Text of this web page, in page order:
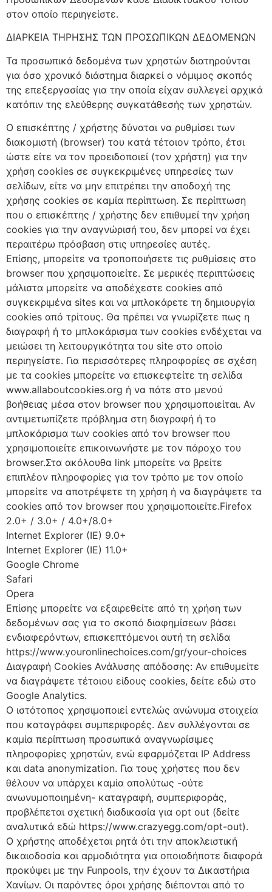
στον οποίο περιηγείστε.
ΔΙΑΡΚΕΙΑ ΤΗΡΗΣΗΣ ΤΩΝ ΠΡΟΣΩΠΙΚΩΝ ΔΕΔΟΜΕΝΩΝ
Τα προσωπικά δεδομένα των χρηστών διατηρούνται
για όσο χρονικό διάστημα διαρκεί ο νόμιμος σκοπός
της επεξεργασίας για την οποία είχαν συλλεγεί αρχικά
κατόπιν της ελεύθερης συγκατάθεσής των χρηστών.
Ο επισκέπτης / χρήστης δύναται να ρυθμίσει των
διακομιστή (browser) του κατά τέτοιον τρόπο, έτσι
ώστε είτε να τον προειδοποιεί (τον χρήστη) για την
χρήση cookies σε συγκεκριμένες υπηρεσίες των
σελίδων, είτε να μην επιτρέπει την αποδοχή της
χρήσης cookies σε καμία περίπτωση. Σε περίπτωση
που ο επισκέπτης / χρήστης δεν επιθυμεί την χρήση
cookies για την αναγνώρισή του, δεν μπορεί να έχει
περαιτέρω πρόσβαση στις υπηρεσίες αυτές.
Επίσης, μπορείτε να τροποποιήσετε τις ρυθμίσεις στο
browser που χρησιμοποιείτε. Σε μερικές περιπτώσεις
μάλιστα μπορείτε να αποδέχεστε cookies από
συγκεκριμένα sites και να μπλοκάρετε τη δημιουργία
cookies από τρίτους. Θα πρέπει να γνωρίζετε πως η
διαγραφή ή το μπλοκάρισμα των cookies ενδέχεται να
μειώσει τη λειτουργικότητα του site στο οποίο
περιηγείστε. Για περισσότερες πληροφορίες σε σχέση
με τα cookies μπορείτε να επισκεφτείτε τη σελίδα
www.allaboutcookies.org ή να πάτε στο μενού
βοήθειας μέσα στον browser που χρησιμοποιείται. Αν
αντιμετωπίζετε πρόβλημα στη διαγραφή ή το
μπλοκάρισμα των cookies από τον browser που
χρησιμοποιείτε επικοινωνήστε με τον πάροχο του
browser.Στα ακόλουθα link μπορείτε να βρείτε
επιπλέον πληροφορίες για τον τρόπο με τον οποίο
μπορείτε να αποτρέψετε τη χρήση ή να διαγράψετε τα
cookies από τον browser που χρησιμοποιείτε.Firefox
2.0+ / 3.0+ / 4.0+/8.0+
Internet Explorer (IE) 9.0+
Internet Explorer (IE) 11.0+
Google Chrome
Safari
Opera
Επίσης μπορείτε να εξαιρεθείτε από τη χρήση των
δεδομένων σας για το σκοπό διαφημίσεων βάσει
ενδιαφερόντων, επισκεπτόμενοι αυτή τη σελίδα
https://www.youronlinechoices.com/gr/your-choices
Διαγραφή Cookies Ανάλυσης απόδοσης: Αν επιθυμείτε
να διαγράψετε τέτοιου είδους cookies, δείτε εδώ στο
Google Analytics.
Ο ιστότοπος χρησιμοποιεί εντελώς ανώνυμα στοιχεία
που καταγράφει συμπεριφορές. Δεν συλλέγονται σε
καμία περίπτωση προσωπικά αναγνωρίσιμες
πληροφορίες χρηστών, ενώ εφαρμόζεται IP Address
και data anonymization. Για τους χρήστες που δεν
θέλουν να υπάρχει καμία απολύτως -ούτε
ανωνυμοποιημένη- καταγραφή, συμπεριφοράς,
προβλέπεται σχετική διαδικασία για opt out (δείτε
αναλυτικά εδώ https://www.crazyegg.com/opt-out).
Ο χρήστης αποδέχεται ρητά ότι την αποκλειστική
δικαιοδοσία και αρμοδιότητα για οποιαδήποτε διαφορά
προκύψει με την Funpools, την έχουν τα Δικαστήρια
Χανίων. Οι παρόντες όροι χρήσης διέπονται από το